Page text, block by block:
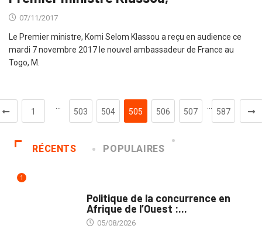
07/11/2017
Le Premier ministre, Komi Selom Klassou a reçu en audience ce
mardi 7 novembre 2017 le nouvel ambassadeur de France au
Togo, M.
1
…
503 504 505 506 507
…
587
RÉCENTS POPULAIRES
1
Politique de la concurrence en
Afrique de l’Ouest :...
05/08/2026